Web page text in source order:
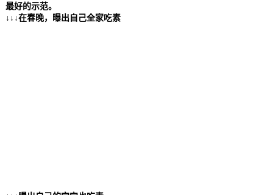
最好的示范。
↓↓↓在春晚，曝出自己全家吃素